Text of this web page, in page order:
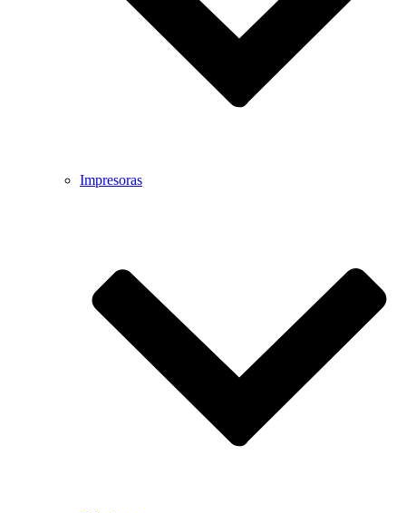
Impresoras